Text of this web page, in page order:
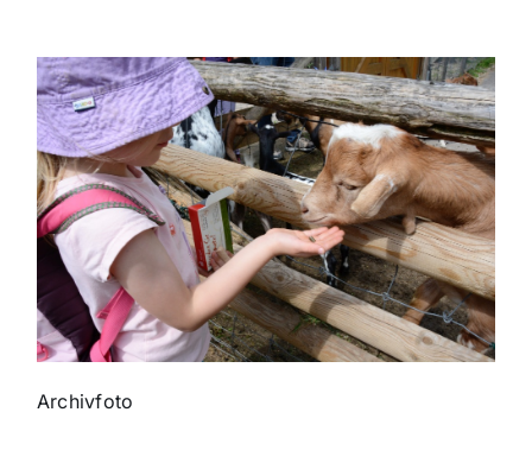
Verkehrsmeldungen
Polizeimeldungen
Themen und Termine
Gewinnspiele
Archivfoto